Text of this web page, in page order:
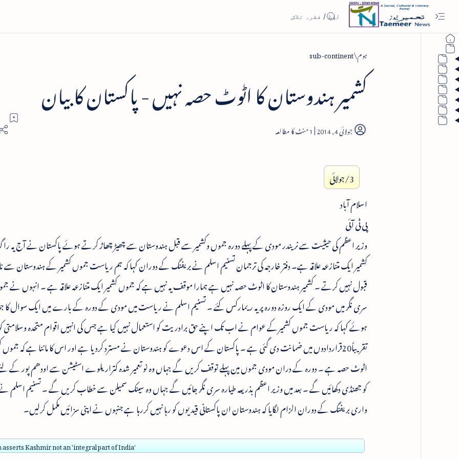
ہوم sub-continent
کشمیر ہندوستان کا اٹوٹ حصہ نہیں - پاکستان کا بیان
1
3/جولائی
اسلام آباد
پی ٹی آئی
وزیر اعظم کی حیثیت سے نریندر مودی کے پہلے دورہ جموں وکشمیر سے قبل ہندوستان سے چھیڑ چھاڑ کرتے ہوئے پاکستان نے آج یہ
کشمیر ایک متنازعہ علاقہ ہے۔ دفتر خارجہ کی ترجمان تسنیم اسلم نے بریفنگ کے دوران کہا کہ ہم ریاست جموں کشمیر کے ہندوستان سے
قبول نہیں کرتے ۔ کشمیر ہندوستان کا اٹوٹ حصہ نہیں ہے ہمارا موقف یہ نہیں ہے کہ جموں کشمیر ایک متنازعہ علاقہ ہے ۔ انہوں نے
سری نگر میں مودی کے ایک روزہ دورہ پر یہ ریمارکس کئے ۔ تسنیم اسلم نے ریاست میں مودی کے دورہ کے بارے میں ایک سوال
ہوئے کہا کہ ریاست جموں کشمیرکے عوام نے اب تک اپنے حق برادریت کو استعمال نہیں کیا ہے جس کی انہیں اقوام متحدہ وسلامتی
تقریباً20قراردادوں میں ضمانت دی گئی ہے ۔ پاکستان کے اس دعوے کو ہندوستان نے مسترد کردیا ہے اور اس کا ماننا ہے کہ جموں
اٹوٹ حصہ ہے ۔ دورہ کے دران مودی جموں مین پہلے توقف کریں گے جہاں وہ نو تعمیر شدہ کتراریلوے اسٹیشن سے اودھم پور کے
کو جھنڈی دکھائیں گے ۔ بعد میں وزیر اعظم بذریعہ طیارہ سری نگر جائیں گے جہاں وہ سینک سمیلن سے خطاب کریں گے ۔ تسنیم اسلم
واری بریفنگ کے دوران الزام لگایا کہ ہندوستان ان پاکستانی قیدیوں کو رہا نہیں کررہا ہے جنہوں نے اپنی سزائیں مکمل کرلیں۔
Kashmir not an 'integral part of India'